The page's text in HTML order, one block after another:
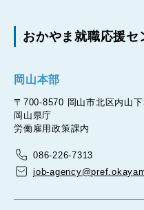
おかやま就職応援セ
岡山本部
〒700-8570 岡山市北区内山
岡山県庁
労働雇用政策課内
086-226-7313
job-